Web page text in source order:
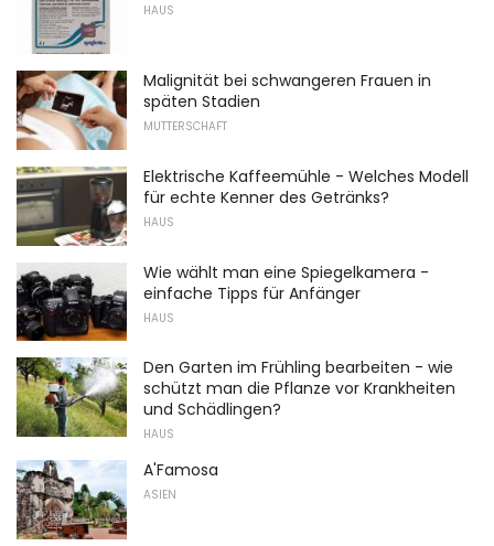
HAUS
Malignität bei schwangeren Frauen in
späten Stadien
MUTTERSCHAFT
Elektrische Kaffeemühle - Welches Modell
für echte Kenner des Getränks?
HAUS
Wie wählt man eine Spiegelkamera -
einfache Tipps für Anfänger
HAUS
Den Garten im Frühling bearbeiten - wie
schützt man die Pflanze vor Krankheiten
und Schädlingen?
HAUS
A'Famosa
ASIEN